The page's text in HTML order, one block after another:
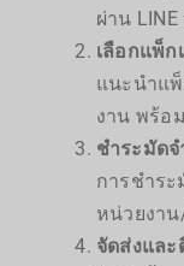
ผ่าน
เลือกแพ็
แนะนำแพ็
งาน พร้อ
ชำระมัด
การชำร
หน่วยงา
จัดส่งแล